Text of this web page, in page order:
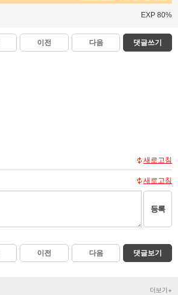
EXP 80%
이전 다음 댓글쓰기
새로고침
새로고침
등록
이전 다음 댓글보기
더보기+